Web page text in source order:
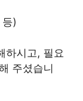
)
하시고, 필요
주셨습니